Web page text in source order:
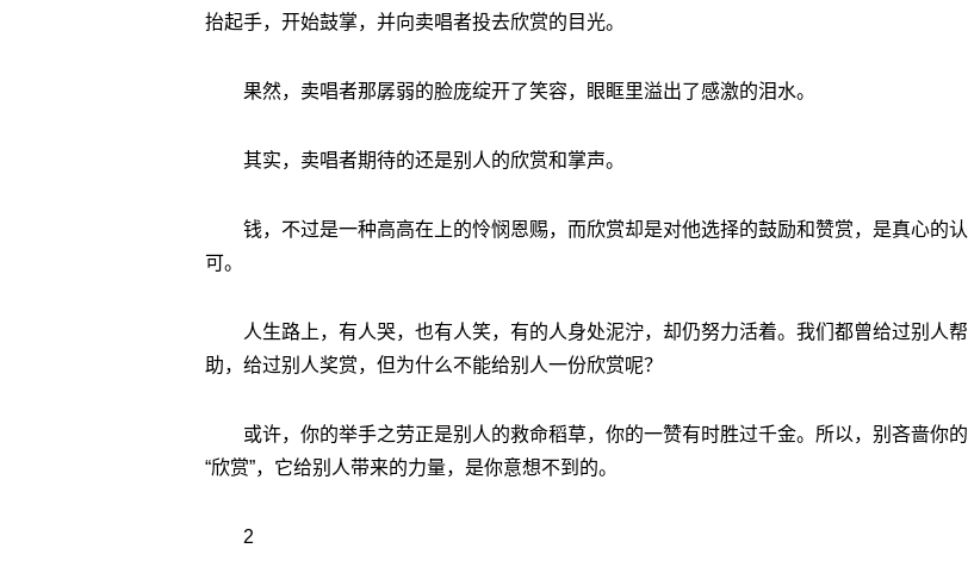
抬起手，开始鼓掌，并向卖唱者投去欣赏的目光。
果然，卖唱者那孱弱的脸庞绽开了笑容，眼眶里溢出了感激的泪水。
其实，卖唱者期待的还是别人的欣赏和掌声。
钱，不过是一种高高在上的怜悯恩赐，而欣赏却是对他选择的鼓励和赞赏，是真心的认
可。
人生路上，有人哭，也有人笑，有的人身处泥泞，却仍努力活着。我们都曾给过别人帮
助，给过别人奖赏，但为什么不能给别人一份欣赏呢？
或许，你的举手之劳正是别人的救命稻草，你的一赞有时胜过千金。所以，别吝啬你的
“欣赏”，它给别人带来的力量，是你意想不到的。
2